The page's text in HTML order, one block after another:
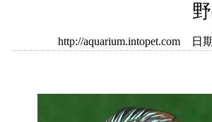
http://aquarium.intopet.com